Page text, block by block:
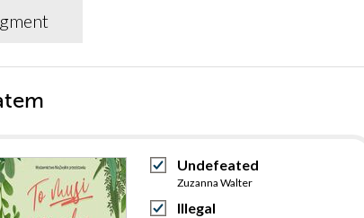
Undefeated
Zuzanna Walter
Illegal